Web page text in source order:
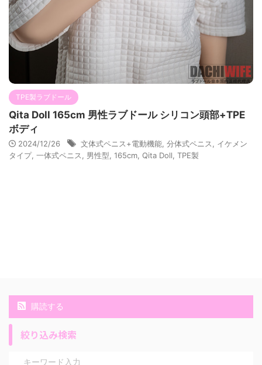
TPE製ラブドール
Qita Doll 165cm 男性ラブドール シリコン頭部+TPE
ボディ
2024/12/26 文体式ペニス+電動機能 分体式ペニス
イケメン
タイプ, 一体式ペニス 男性型 165cm Qita Doll TPE製
購読する
絞り込み検索